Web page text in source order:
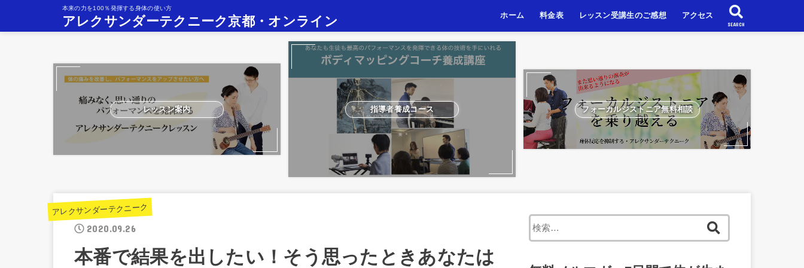
本来の力を100％発揮する身体の使い方
アレクサンダーテクニーク京都・オンライン ホーム
京都レッスン
東京レッスン
オンラインレッスン
料金表 レッスン受講生のご感想 アクセス
SEARCH
レッスン案内 指導者養成コース フォーカルジストニア無料相談
アレクサンダーテクニーク
2020.09.26
本番で結果を出したい！そう思ったときあなたは